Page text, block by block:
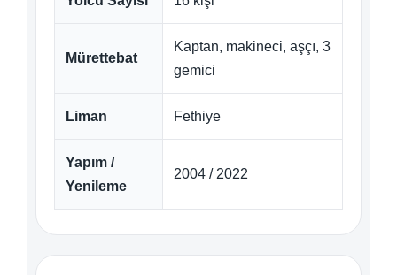
Mürettebat
Kaptan, makineci, aşçı, 3
gemici
Liman Fethiye
Yapım /
Yenileme
2004 / 2022